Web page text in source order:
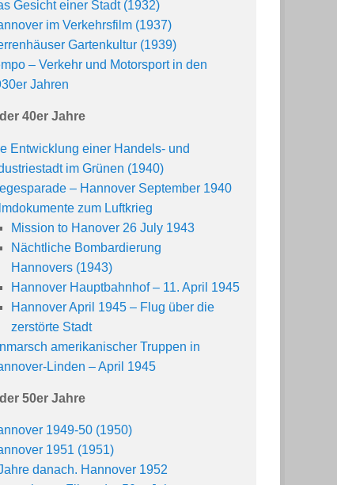
Gesicht einer Stadt (1932)
im Verkehrsfilm (1937)
Gartenkultur (1939)
– Verkehr und Motorsport in den
Jahren
40er Jahre
Entwicklung einer Handels- und
im Grünen (1940)
– Hannover September 1940
zum Luftkrieg
Mission to Hanover 26 July 1943
Nächtliche Bombardierung
Hannovers (1943)
Hannover Hauptbahnhof – 11. April 1945
Hannover April 1945 – Flug über die
zerstörte Stadt
amerikanischer Truppen in
Linden – April 1945
50er Jahre
1949-50 (1950)
1951 (1951)
danach. Hannover 1952